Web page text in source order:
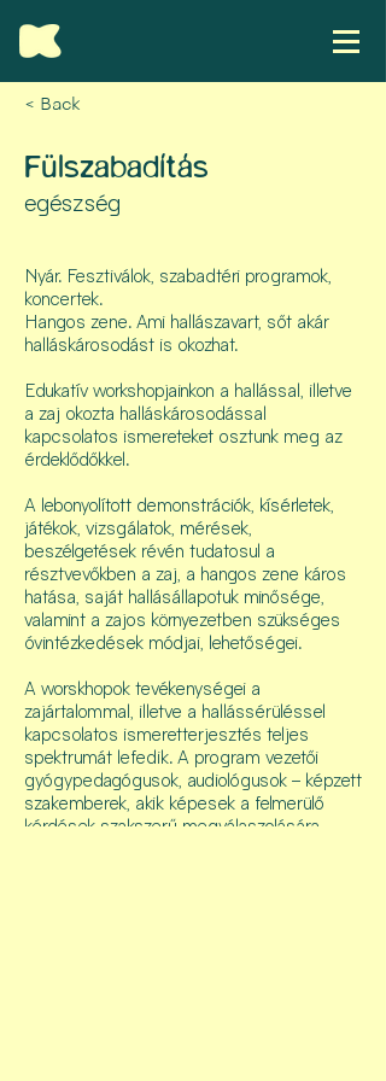
< Back
Fülszabadítás
egészség
Nyár. Fesztiválok, szabadtéri programok,
koncertek.
Hangos zene. Ami hallászavart, sőt akár
halláskárosodást is okozhat.
Edukatív workshopjainkon a hallással, illetve
a zaj okozta halláskárosodással
kapcsolatos ismereteket osztunk meg az
érdeklődőkkel.
A lebonyolított demonstrációk, kísérletek,
játékok, vizsgálatok, mérések,
beszélgetések révén tudatosul a
résztvevőkben a zaj, a hangos zene káros
hatása, saját hallásállapotuk minősége,
valamint a zajos környezetben szükséges
óvintézkedések módjai, lehetőségei.
A worskhopok tevékenységei a
zajártalommal, illetve a hallássérüléssel
kapcsolatos ismeretterjesztés teljes
spektrumát lefedik. A program vezetői
gyógypedagógusok, audiológusok – képzett
szakemberek, akik képesek a felmerülő
kérdések szakszerű megválaszolására,